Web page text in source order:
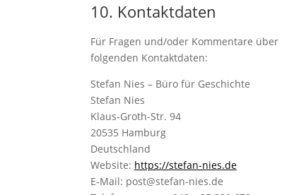
10. Kontaktdaten
Für Fragen und/oder Kommentare
folgenden Kontaktdaten:
Stefan Nies – Büro für Geschichte
Stefan Nies
Klaus-Groth-Str. 94
20535 Hamburg
Deutschland
Website: https://stefan-nies.de
E-Mail: post@stefan-nies.de